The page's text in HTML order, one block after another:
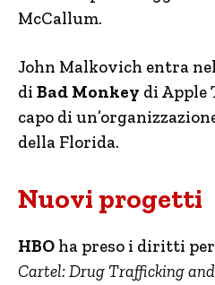
McCallum.
John Malkovich entra
di Bad Monkey di Apple
capo di
della Florida.
Nuovi progetti
HBO ha preso i diritti
Cartel: Drug Trafficking